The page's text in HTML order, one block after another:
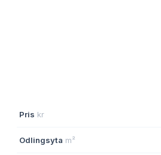
Pris kr
Odlingsyta m²